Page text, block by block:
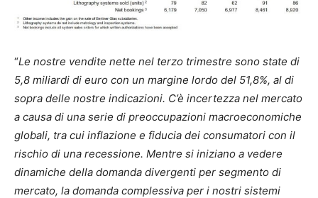
“Le nostre vendite nette nel terzo trimestre sono state di
5,8 miliardi di euro con un margine lordo del 51,8%, al di
sopra delle nostre indicazioni. C’è incertezza nel mercato
a causa di una serie di preoccupazioni macroeconomiche
globali, tra cui inflazione e fiducia dei consumatori con il
rischio di una recessione. Mentre si iniziano a vedere
dinamiche della domanda divergenti per segmento di
mercato, la domanda complessiva per i nostri sistemi